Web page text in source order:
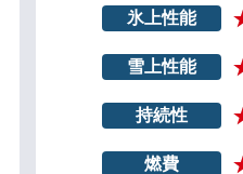
氷上性能
雪上性能
持続性
燃費